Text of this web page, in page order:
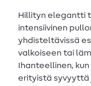
Hillityn elegantti
intensiivinen
yhdisteltävissä
valkoiseen tai
Ihanteellinen,
erityistä syvyyttä